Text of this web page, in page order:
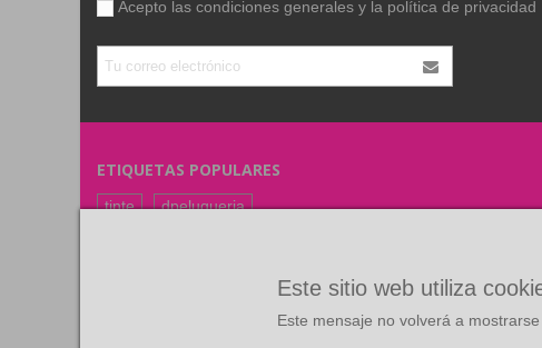
Acepto las condiciones generales y la política de privacidad
ETIQUETAS POPULARES
tinte
dpeluqueria
Este sitio web utiliza
Este mensaje no volverá a